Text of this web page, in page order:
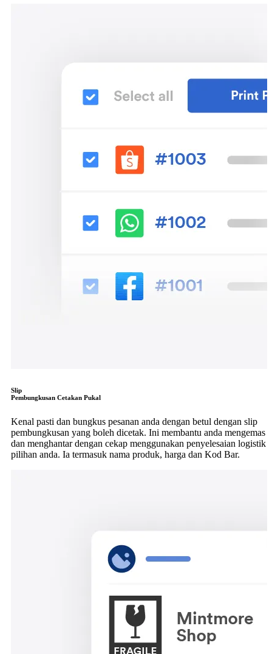
Slip
Pembungkusan Cetakan Pukal
Kenal pasti dan bungkus pesanan anda dengan betul dengan slip
pembungkusan yang boleh dicetak. Ini membantu anda mengemas
dan menghantar dengan cekap menggunakan penyelesaian logistik
pilihan anda. Ia termasuk nama produk, harga dan Kod Bar.